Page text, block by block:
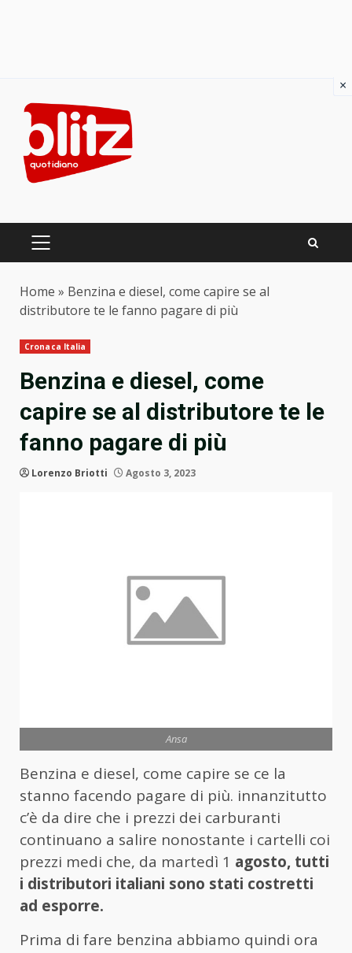
content
PRIMARY
Home » Benzina e diesel, come capire se al
distributore te le fanno pagare di più
Cronaca Italia
Benzina e diesel, come
capire se al distributore te le
fanno pagare di più
Lorenzo Briotti Agosto 3, 2023
Ansa
Benzina e diesel, come capire se ce la
stanno facendo pagare di più. innanzitutto
c’è da dire che i prezzi dei carburanti
continuano a salire nonostante i cartelli coi
prezzi medi che, da martedì 1 agosto, tutti
i distributori italiani sono stati costretti
ad esporre.
Prima di fare benzina abbiamo quindi ora
×